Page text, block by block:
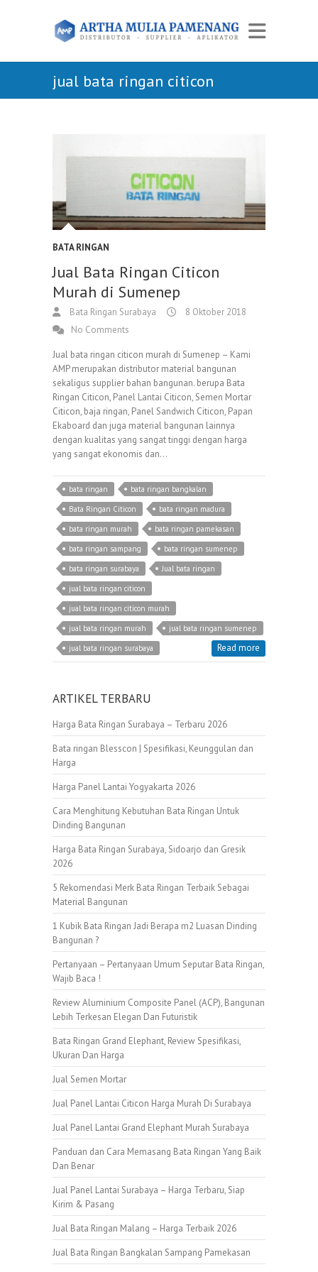
jual bata ringan citicon
BATA RINGAN
Jual Bata Ringan Citicon
Murah di Sumenep
Bata Ringan Surabaya
8 Oktober 2018
No Comments
Jual bata ringan citicon murah di Sumenep – Kami
AMP merupakan distributor material bangunan
sekaligus supplier bahan bangunan. berupa Bata
Ringan Citicon, Panel Lantai Citicon, Semen Mortar
Citicon, baja ringan, Panel Sandwich Citicon, Papan
Ekaboard dan juga material bangunan lainnya
dengan kualitas yang sangat tinggi dengan harga
yang sangat ekonomis dan…
bata ringan
bata ringan bangkalan
Bata Ringan Citicon
bata ringan madura
bata ringan murah
bata ringan pamekasan
bata ringan sampang
bata ringan sumenep
bata ringan surabaya
Jual bata ringan
jual bata ringan citicon
jual bata ringan citicon murah
jual bata ringan murah
jual bata ringan sumenep
jual bata ringan surabaya
Read more
ARTIKEL TERBARU
Harga Bata Ringan Surabaya – Terbaru 2026
Bata ringan Blesscon | Spesifikasi, Keunggulan dan
Harga
Harga Panel Lantai Yogyakarta 2026
Cara Menghitung Kebutuhan Bata Ringan Untuk
Dinding Bangunan
Harga Bata Ringan Surabaya, Sidoarjo dan Gresik
2026
5 Rekomendasi Merk Bata Ringan Terbaik Sebagai
Material Bangunan
1 Kubik Bata Ringan Jadi Berapa m2 Luasan Dinding
Bangunan ?
Pertanyaan – Pertanyaan Umum Seputar Bata Ringan,
Wajib Baca !
Review Aluminium Composite Panel (ACP), Bangunan
Lebih Terkesan Elegan Dan Futuristik
Bata Ringan Grand Elephant, Review Spesifikasi,
Ukuran Dan Harga
Jual Semen Mortar
Jual Panel Lantai Citicon Harga Murah Di Surabaya
Jual Panel Lantai Grand Elephant Murah Surabaya
Panduan dan Cara Memasang Bata Ringan Yang Baik
Dan Benar
Jual Panel Lantai Surabaya – Harga Terbaru, Siap
Kirim & Pasang
Jual Bata Ringan Malang – Harga Terbaik 2026
Jual Bata Ringan Bangkalan Sampang Pamekasan